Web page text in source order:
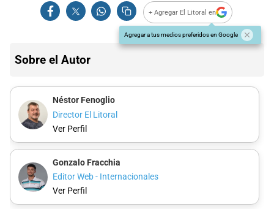
+ Agregar El Litoral en
Agregar a tus medios preferidos en Google
Sobre el Autor
Néstor Fenoglio
Director El Litoral
Ver Perfil
Gonzalo Fracchia
Editor Web - Internacionales
Ver Perfil